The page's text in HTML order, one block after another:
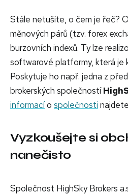
Stále netušíte, o čem je řeč?
měnových párů (tzv. forex
burzovních indexů. Ty lze
softwarové platformy, která je
Poskytuje ho např. jedna z
brokerských společností
informacío společnosti najdete
Vyzkoušejte si
nanečisto
Společnost HighSky Brokers